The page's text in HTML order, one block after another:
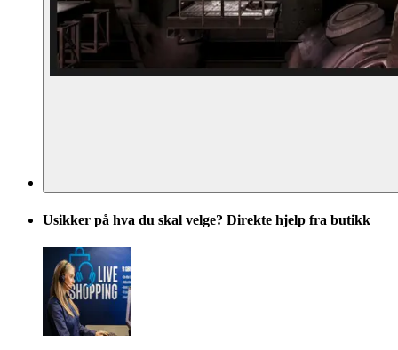
Usikker på hva du skal velge? Direkte hjelp fra butikk